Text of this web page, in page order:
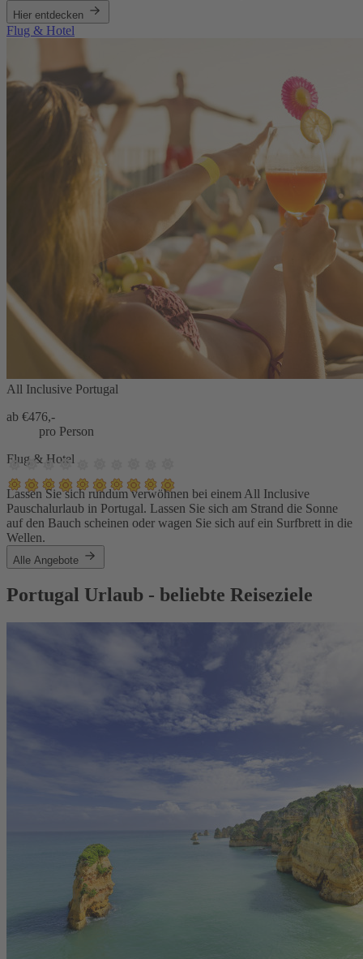
Hier entdecken
Flug & Hotel
All Inclusive Portugal
ab €476,-
pro Person
Flug & Hotel
Lassen Sie sich rundum verwöhnen bei einem All Inclusive
Pauschalurlaub in Portugal. Lassen Sie sich am Strand die Sonne
auf den Bauch scheinen oder wagen Sie sich auf ein Surfbrett in die
Wellen.
Alle Angebote
Portugal Urlaub - beliebte Reiseziele